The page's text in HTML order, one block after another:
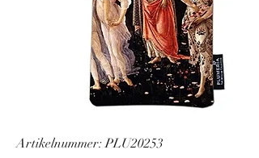
Artikelnummer: PLU20253